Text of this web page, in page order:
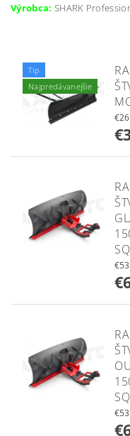
Výrobca: SHARK
Tip
Najpredávanejšie